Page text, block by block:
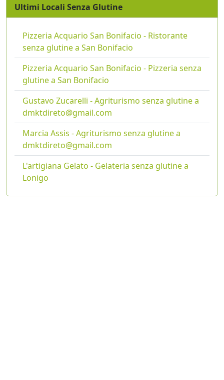
Ultimi Locali Senza Glutine
Pizzeria Acquario San Bonifacio - Ristorante
senza glutine a San Bonifacio
Pizzeria Acquario San Bonifacio - Pizzeria senza
glutine a San Bonifacio
Gustavo Zucarelli - Agriturismo senza glutine a
dmktdireto@gmail.com
Marcia Assis - Agriturismo senza glutine a
dmktdireto@gmail.com
L'artigiana Gelato - Gelateria senza glutine a
Lonigo